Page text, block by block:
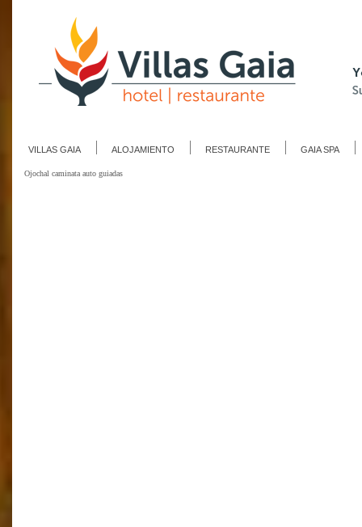
VILLAS GAIA ALOJAMIENTO RESTAURANTE GAIA SPA
Ojochal caminata auto guiadas